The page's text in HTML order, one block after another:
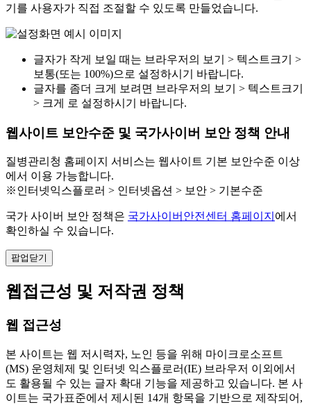
기를 사용자가 직접 조절할 수 있도록 만들었습니다.
글자가 작게 보일 때는 브라우저의 보기 > 텍스트크기 >
보통(또는 100%)으로 설정하시기 바랍니다.
글자를 좀더 크게 보려면 브라우저의 보기 > 텍스트크기
> 크게 로 설정하시기 바랍니다.
웹사이트 보안수준 및 국가사이버 보안 정책 안내
질병관리청 홈페이지 서비스는 웹사이트 기본 보안수준 이상
에서 이용 가능합니다.
※인터넷익스플로러 > 인터넷옵션 > 보안 > 기본수준
국가 사이버 보안 정책은 국가사이버안전센터 홈페이지 에서
확인하실 수 있습니다.
팝업닫기
웹접근성 및 저작권 정책
웹 접근성
본 사이트는 웹 저시력자, 노인 등을 위해 마이크로소프트
(MS) 운영체제 및 인터넷 익스플로러(IE) 브라우저 이외에서
도 활용될 수 있는 글자 확대 기능을 제공하고 있습니다. 본 사
이트는 국가표준에서 제시된 14개 항목을 기반으로 제작되어,